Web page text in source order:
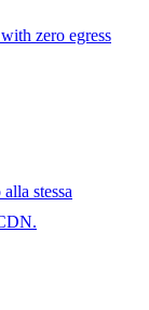
zero egress
stessa